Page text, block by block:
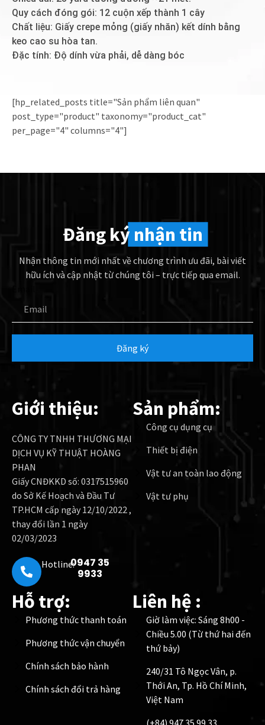
Quy cách đóng gói: 12 cuộn xếp thành 1 cây
Chất liệu: Giấy crepe mỏng (giấy nhăn) kết dính bằng
keo cao su hòa tan.
Đặc tính: Độ dính vừa phải, dễ dàng bóc
[hp_related_posts title="Sản phẩm liên quan"
post_type="product" taxonomy="product_cat"
per_page="4" columns="4"]
Đăng ký nhận tin
Nhận thông tin mới nhất về chương trình ưu đãi, bài viết
hữu ích và cập nhật từ chúng tôi – trực tiếp qua email.
Đăng ký
Giới thiệu:
CÔNG TY TNHH THƯƠNG MẠI
DỊCH VỤ KỸ THUẬT HOÀNG
PHAN
Giấy CNĐKKD số: 0317515960
do Sở Kế Hoạch và Đầu Tư
TP.HCM cấp ngày 12/10/2022 ,
thay đổi lần 1 ngày
02/03/2023
Hotline:0947 35
9933
Sản phẩm:
Công cụ dụng cụ
Thiết bị điện
Vật tư an toàn lao động
Vật tư phụ
Hỗ trợ:
Phương thức thanh toán
Phương thức vận chuyển
Chính sách bảo hành
Chính sách đổi trả hàng
Liên hệ :
Giờ làm việc: Sáng 8h00 -
Chiều 5.00 (Từ thứ hai đến
thứ bảy)
240/31 Tô Ngọc Vân, p.
Thới An, Tp. Hồ Chí Minh,
Việt Nam